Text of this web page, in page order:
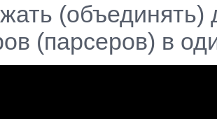
(объединять)
(парсеров) в